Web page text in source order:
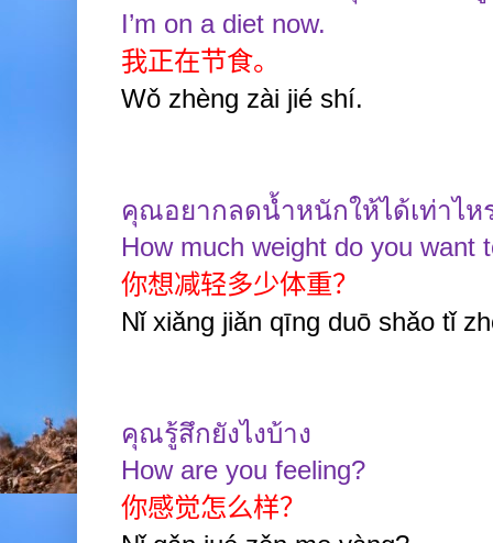
I’m on a diet now.
我正在节食。
Wǒ zhèng zài jié shí.
คุณอยากลดน้ำหนักให้ได้เท่าไห
How much weight do you want
你想减轻多少体重？
Nǐ xiǎng jiǎn qīng duō shǎo tǐ
คุณรู้สึกยังไงบ้าง
How are you feeling?
你感觉怎么样？